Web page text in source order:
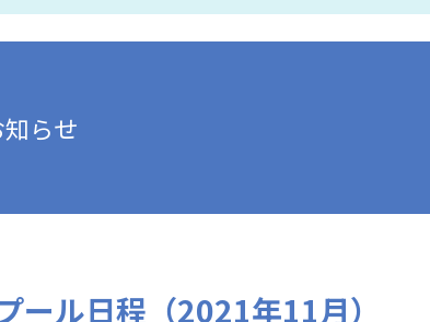
知らせ
ール日程（2021年11月）